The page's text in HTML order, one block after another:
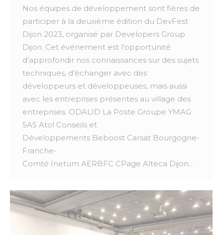
Nos équipes de développement sont fières de
participer à la deuxième édition du DevFest
Dijon 2023, organisé par Developers Group
Dijon. Cet événement est l’opportunité
d’approfondir nos connaissances sur des sujets
techniques, d’échanger avec des
développeurs et développeuses, mais aussi
avec les entreprises présentes au village des
entreprises. ODALID La Poste Groupe YMAG
SAS Atol Conseils et
Développements Beboost Carsat Bourgogne-
Franche-
Comté Inetum AERBFC CPage Alteca Dijon…